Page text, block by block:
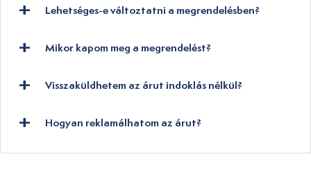
Lehetséges-e változtatni a megrendelésben?
Mikor kapom meg a megrendelést?
Visszaküldhetem az árut indoklás nélkül?
Hogyan reklamálhatom az árut?